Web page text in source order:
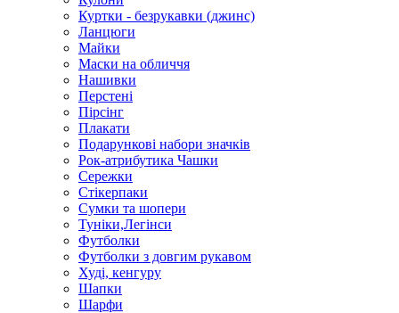
Куртки - безрукавки (джинс)
Ланцюги
Майки
Маски на обличчя
Нашивки
Перстені
Пірсінг
Плакати
Подарункові набори значків
Рок-атрибутика Чашки
Сережки
Стікерпаки
Сумки та шопери
Туніки,Легінси
Футболки
Футболки з довгим рукавом
Худі, кенгуру
Шапки
Шарфи